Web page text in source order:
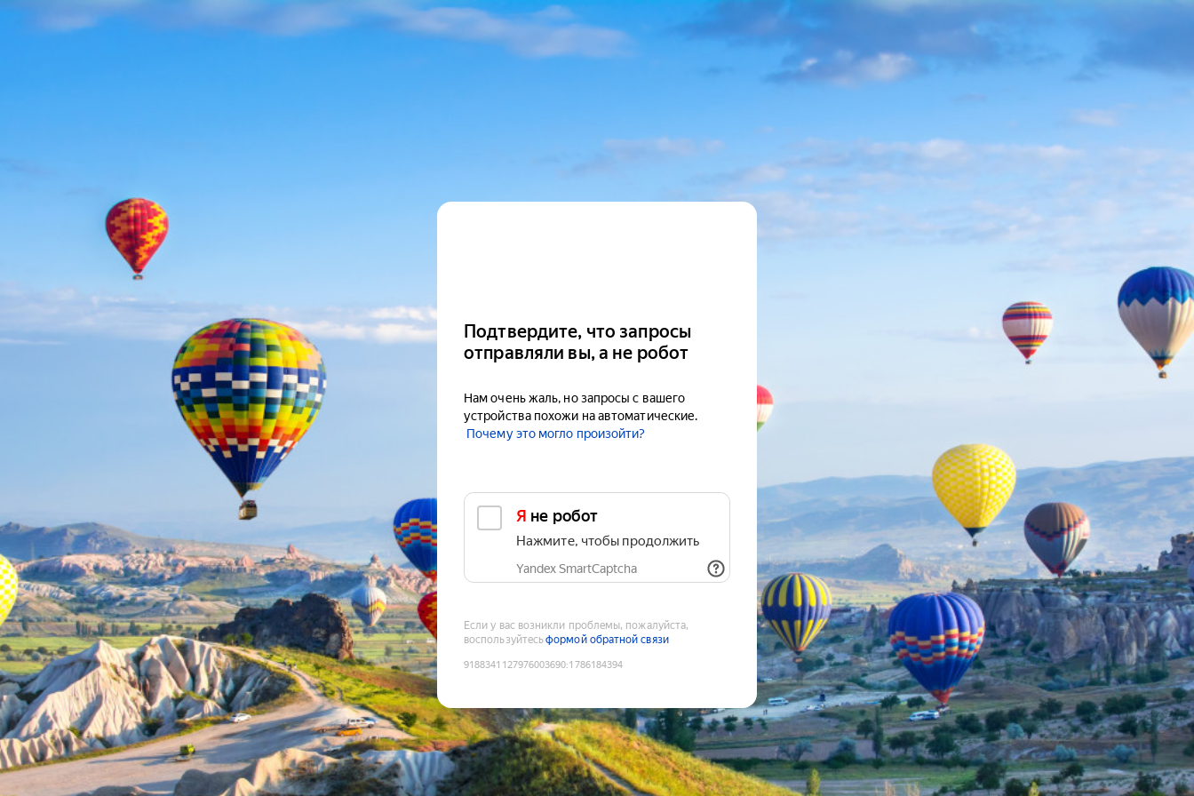
Подтвердите, что запросы
отправляли вы, а не робот
Нам очень жаль, но запросы с вашего
устройства похожи на автоматические.
Почему это могло произойти?
Я не робот
Нажмите, чтобы продолжить
Yandex SmartCaptcha
Если у вас возникли проблемы, пожалуйста,
воспользуйтесьформой обратной связи
9188341127976003690:1786184394